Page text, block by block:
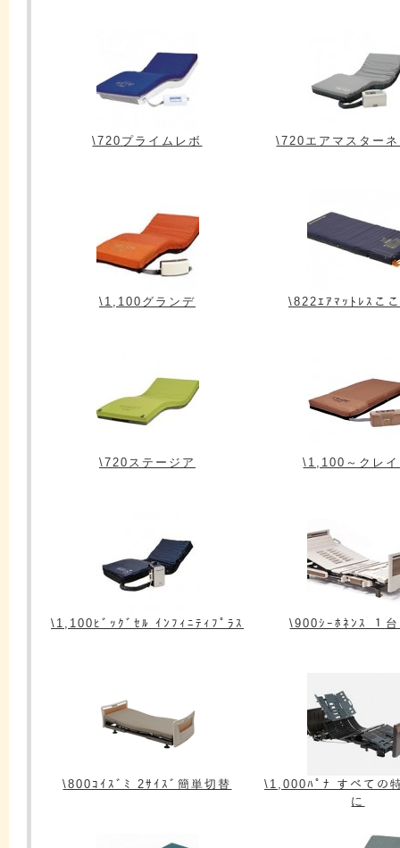
\720プライムレボ \720エアマスター
\1,100グランデ \822ｴｱﾏｯﾄﾚｽこ
\720ステージア \1,100～クレ
\1,100ﾋﾞｯｸﾞｾﾙ ｲﾝﾌｨﾆﾃｨﾌﾟﾗｽ \900ｼｰﾎﾈﾝｽ １
\800ｺｲｽﾞﾐ 2ｻｲｽﾞ簡単切替
\1,000ﾊﾟﾅ すべての
に